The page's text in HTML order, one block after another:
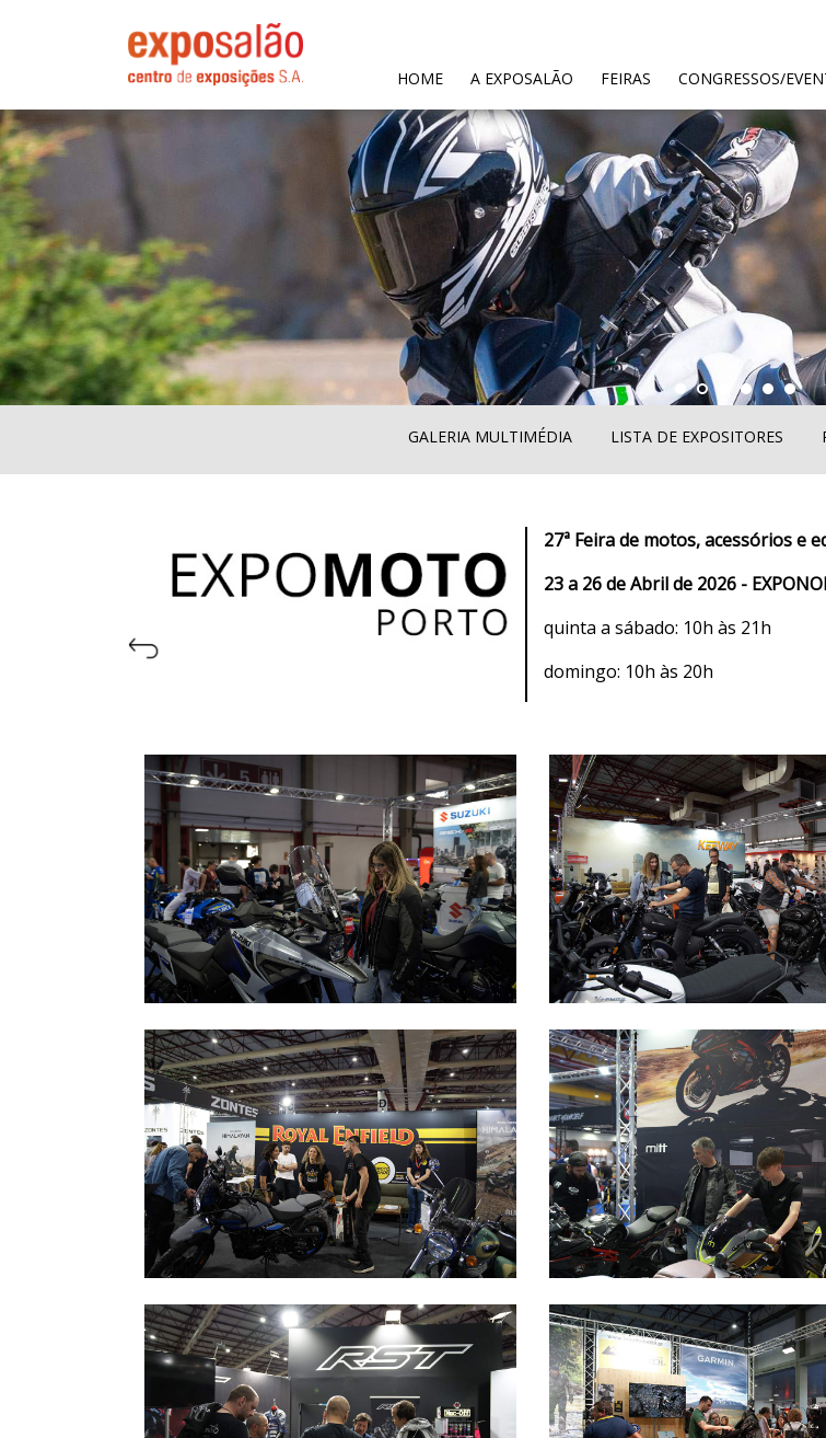
HOME(CURRENT)
A EXPOSALÃO FEIRAS CONGRESSOS/
GALERIA MULTIMÉDIA LISTA DE EXPOSITORES
27ª Feira de motos, acessórios e
23 a 26 de Abril de 2026 -
quinta a sábado: 10h às 21h
domingo: 10h às 20h